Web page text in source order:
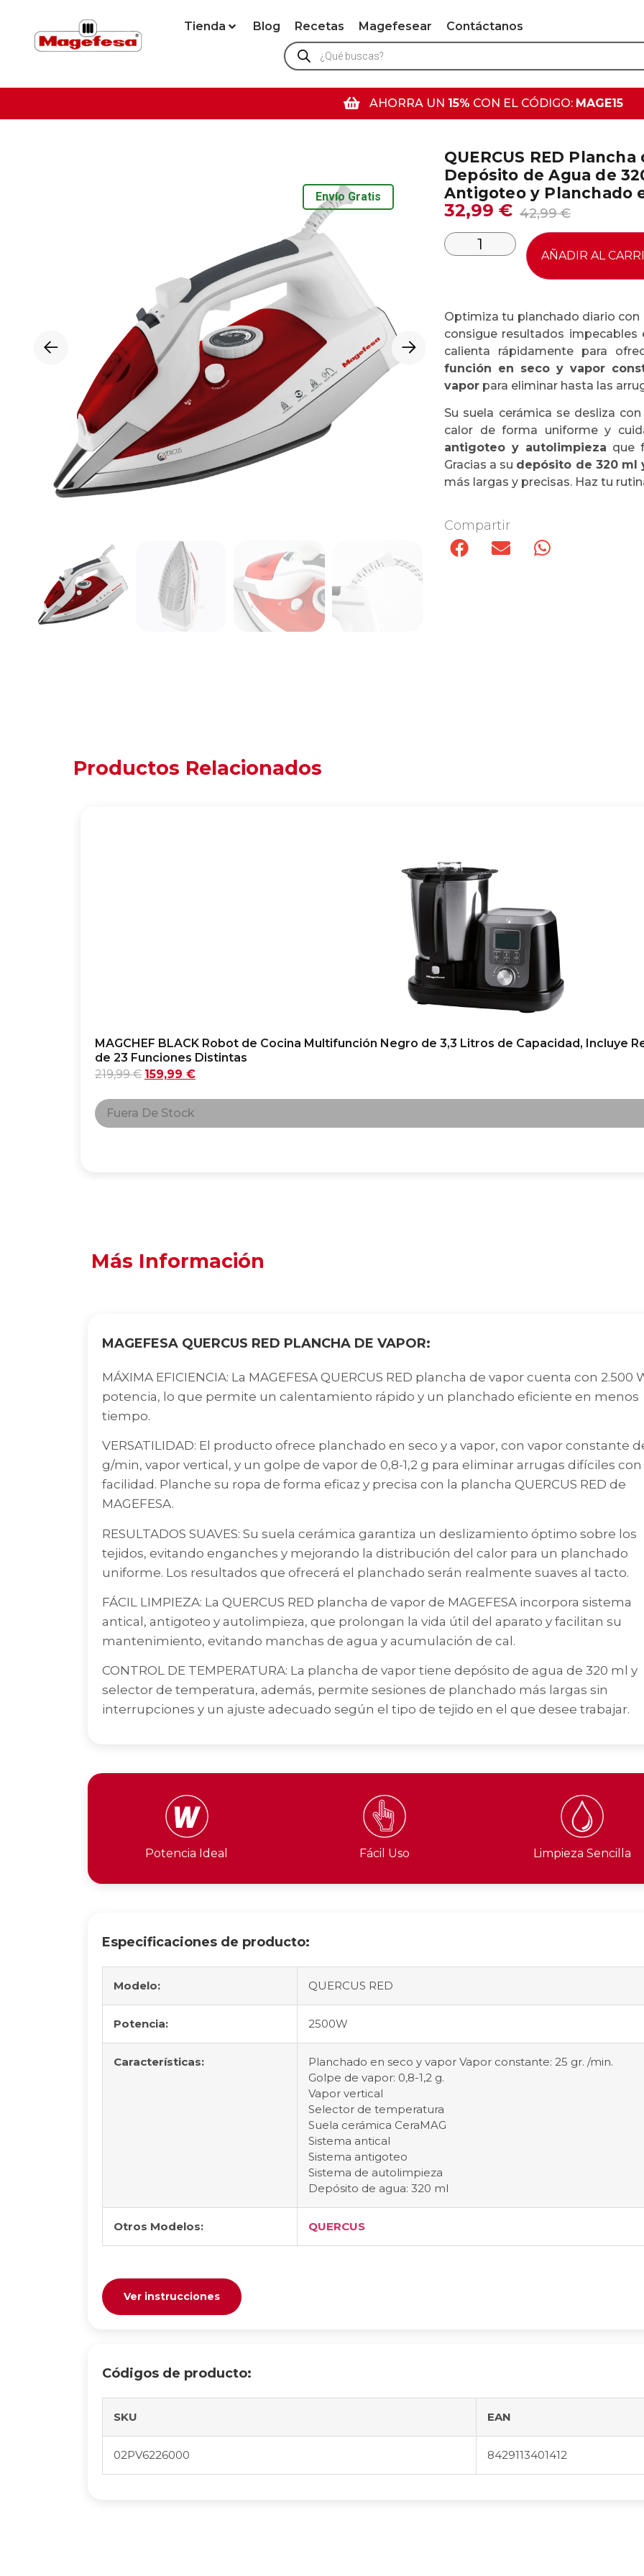
Tienda Blog Recetas Magefesear Contáctanos
AHORRA UN 15% CON EL CÓDIGO: MAGE15
Envío Gratis
QUERCUS RED
Depósito de Agua de
Antigoteo y Planchado
42,99€
32,99 €
AÑADIR AL
Optimiza tu planchado diario con
consigue resultados
calienta rápidamente para
función en seco y vapor
vapor para eliminar hasta las
Su suela cerámica se desliza
calor de forma uniforme y
antigoteo y autolimpieza que
Gracias a su depósito de 320 ml
más largas y precisas. Haz tu
Compartir
Productos Relacionados
MAGCHEF BLACK Robot de Cocina Multifunción Negro de 3,3 Litros de Capacidad, Incluye
de 23 Funciones Distintas
219,99€ 159,99 €
Fuera De Stock
Más Información
MAGEFESA QUERCUS RED PLANCHA DE VAPOR:
MÁXIMA EFICIENCIA: La MAGEFESA QUERCUS RED plancha de vapor cuenta con 2.500
potencia, lo que permite un calentamiento rápido y un planchado eficiente en menos
tiempo.
VERSATILIDAD: El producto ofrece planchado en seco y a vapor, con vapor constante
g/min, vapor vertical, y un golpe de vapor de 0,8-1,2 g para eliminar arrugas difíciles con
facilidad. Planche su ropa de forma eficaz y precisa con la plancha QUERCUS RED de
MAGEFESA.
RESULTADOS SUAVES: Su suela cerámica garantiza un deslizamiento óptimo sobre los
tejidos, evitando enganches y mejorando la distribución del calor para un planchado
uniforme. Los resultados que ofrecerá el planchado serán realmente suaves al tacto.
FÁCIL LIMPIEZA: La QUERCUS RED plancha de vapor de MAGEFESA incorpora sistema
antical, antigoteo y autolimpieza, que prolongan la vida útil del aparato y facilitan su
mantenimiento, evitando manchas de agua y acumulación de cal.
CONTROL DE TEMPERATURA: La plancha de vapor tiene depósito de agua de 320 ml y
selector de temperatura, además, permite sesiones de planchado más largas sin
interrupciones y un ajuste adecuado según el tipo de tejido en el que desee trabajar.
Potencia Ideal Fácil Uso Limpieza Sencilla
Especificaciones de producto:
Modelo: QUERCUS RED
Potencia: 2500W
Características:
Planchado en seco y vapor Vapor constante: 25 gr. /min.
Golpe de vapor: 0,8-1,2 g.
Vapor vertical
Selector de temperatura
Suela cerámica CeraMAG
Sistema antical
Sistema antigoteo
Sistema de autolimpieza
Depósito de agua: 320 ml
Otros Modelos: QUERCUS
Ver instrucciones
Códigos de producto:
SKU EAN
02PV6226000 8429113401412